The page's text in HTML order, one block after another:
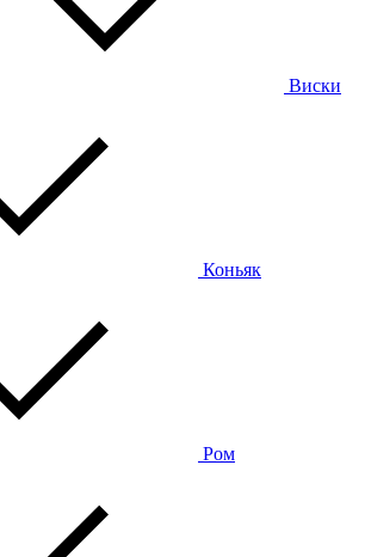
Виски
Коньяк
Ром